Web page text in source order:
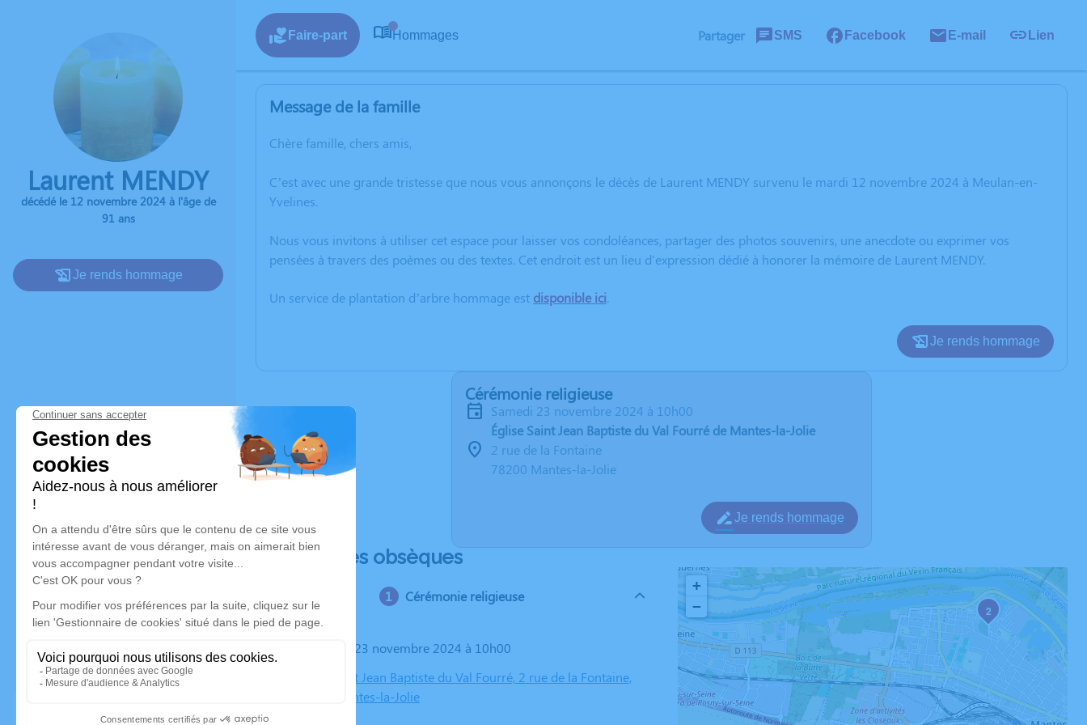
Laurent MENDY
décédé le 12 novembre 2024 à l'âge de
91 ans
Je rends hommage
Faire-part Hommages Partager SMS Facebook E-mail Lien
Message de la famille
Chère famille, chers amis,
C’est avec une grande tristesse que nous vous annonçons le décès de Laurent MENDY survenu le mardi 12 novembre 2024 à Meulan-en-
Yvelines.
Nous vous invitons à utiliser cet espace pour laisser vos condoléances, partager des photos souvenirs, une anecdote ou exprimer vos
pensées à travers des poèmes ou des textes. Cet endroit est un lieu d'expression dédié à honorer la mémoire de Laurent MENDY.
Un service de plantation d’arbre hommage est disponible ici.
Je rends hommage
Cérémonie religieuse
samedi 23 novembre 2024 à 10h00
Église Saint Jean Baptiste du Val Fourré de Mantes-la-Jolie
2 rue de la Fontaine
78200 Mantes-la-Jolie
Je rends hommage
Déroulé des obsèques
Cérémonie religieuse
Le samedi 23 novembre 2024 à 10h00
Église Saint Jean Baptiste du Val Fourré, 2 rue de la Fontaine,
78200 Mantes-la-Jolie
2
+
−